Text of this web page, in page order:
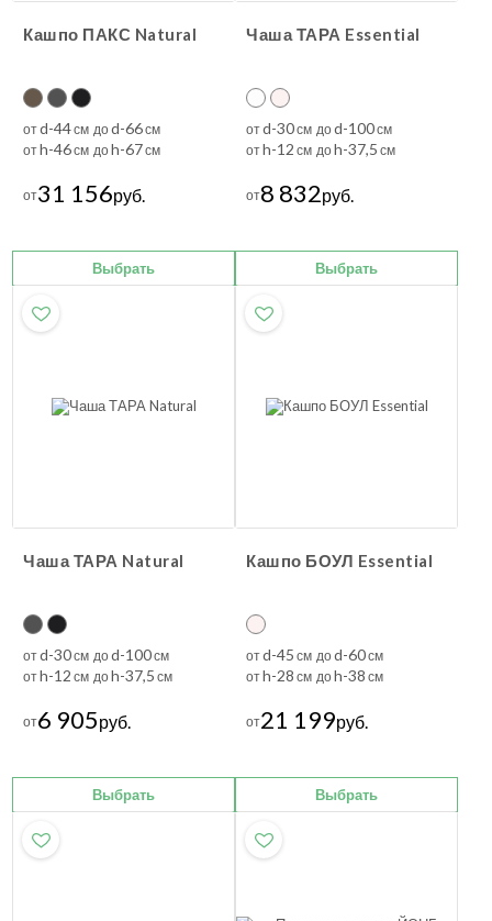
Кашпо ПАКС Natural
отd-44см доd-66см
отh-46см доh-67см
от31 156руб.
Выбрать
Чаша ТАРА Essential
отd-30см доd-100см
отh-12 см доh-37,5 см
от8 832руб.
Выбрать
Чаша ТАРА Natural
отd-30см доd-100см
отh-12 см доh-37,5 см
от6 905руб.
Выбрать
Кашпо БОУЛ Essential
отd-45 см доd-60см
отh-28 см доh-38 см
от21 199руб.
Выбрать